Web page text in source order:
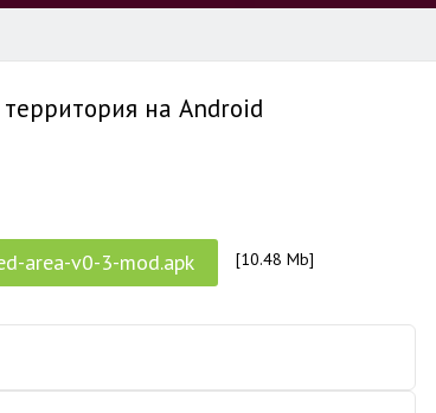
на Android
area-v0-3-mod.apk [10.48 Mb]